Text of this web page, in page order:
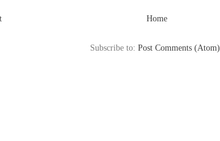
Home
Subscribe to: Post Comments (Atom)